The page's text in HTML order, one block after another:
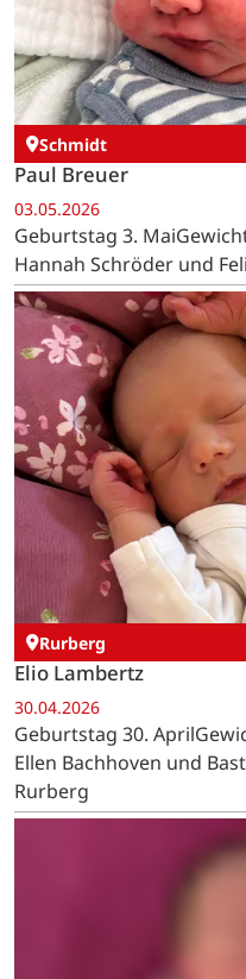
05.05.2026
Geburtstag 5.
Liesa Engelbach und
Lammersdorf
Schmidt
Paul Breuer
03.05.2026
Geburtstag 3.
Hannah Schröder und